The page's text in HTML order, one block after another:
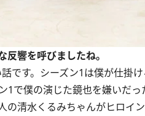
響を呼びましたね。
です。シーズン1は僕が仕掛
で僕の演じた鏡也を嫌いだっ
の清水くるみちゃんがヒロイ